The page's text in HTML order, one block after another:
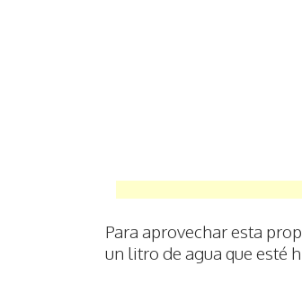
Para aprovechar esta
un litro de agua que esté